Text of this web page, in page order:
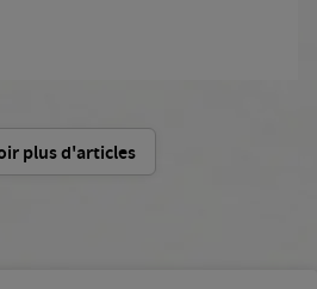
plus d'articles